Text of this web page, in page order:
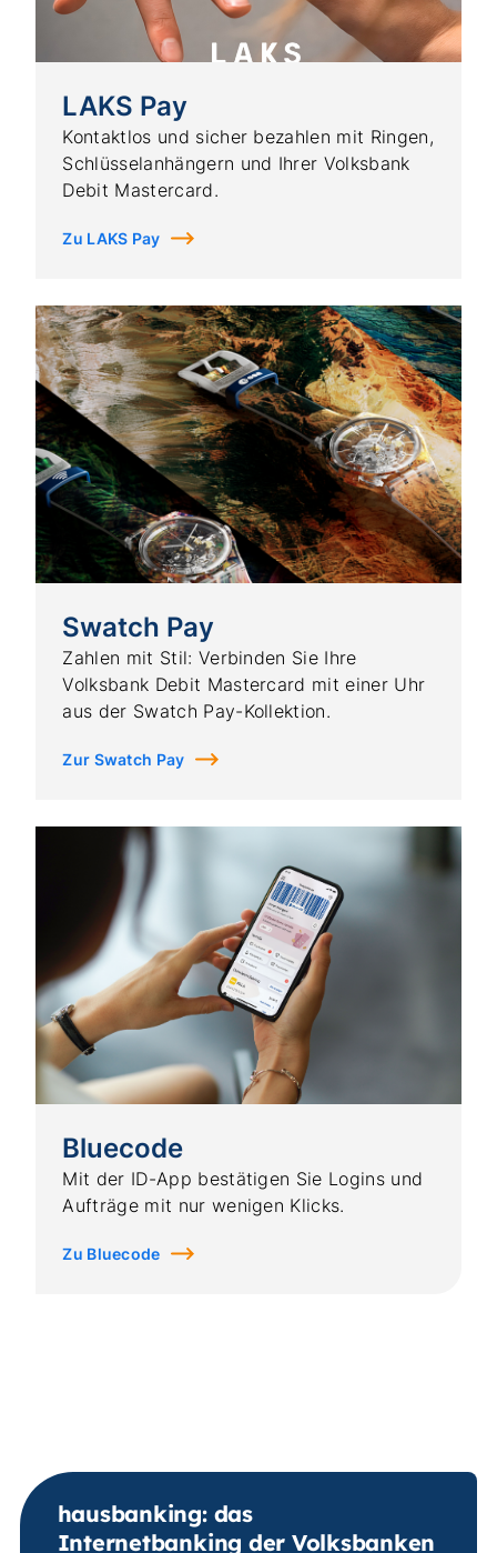
LAKS Pay
Kontaktlos und sicher bezahlen mit Ringen,
Schlüsselanhängern und Ihrer Volksbank
Debit Mastercard.
Zu LAKS Pay
Swatch Pay
Zahlen mit Stil: Verbinden Sie Ihre
Volksbank Debit Mastercard mit einer Uhr
aus der Swatch Pay-Kollektion.
Zur Swatch Pay
Bluecode
Mit der ID-App bestätigen Sie Logins und
Aufträge mit nur wenigen Klicks.
Zu Bluecode
hausbanking: das
Internetbanking der Volksbanken